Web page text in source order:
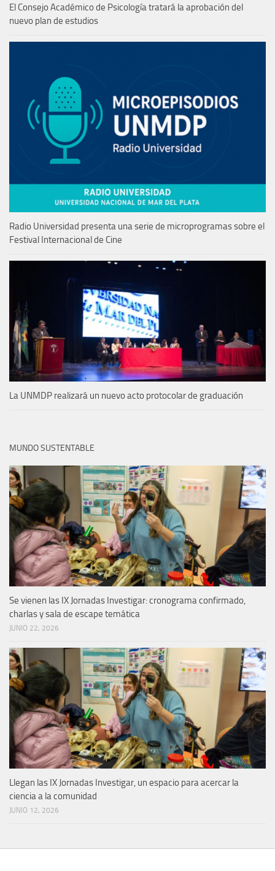
El Consejo Académico de Psicología tratará la aprobación del
nuevo plan de estudios
Radio Universidad presenta una serie de microprogramas sobre el
Festival Internacional de Cine
La UNMDP realizará un nuevo acto protocolar de graduación
MUNDO SUSTENTABLE
Se vienen las IX Jornadas Investigar: cronograma confirmado,
charlas y sala de escape temática
JUNIO 22, 2026
Llegan las IX Jornadas Investigar, un espacio para acercar la
ciencia a la comunidad
JUNIO 12, 2026